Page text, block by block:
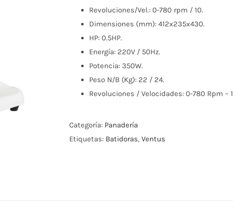
Revoluciones/Vel.: 0-780 rpm / 10.
Dimensiones (mm): 412x235x430.
HP: 0.5HP.
Energía: 220V / 50Hz.
Potencia: 350W.
Peso N/B (Kg): 22 / 24.
Revoluciones / Velocidades: 0-780 Rpm –
Categoría: Panadería
Etiquetas: Batidoras, Ventus